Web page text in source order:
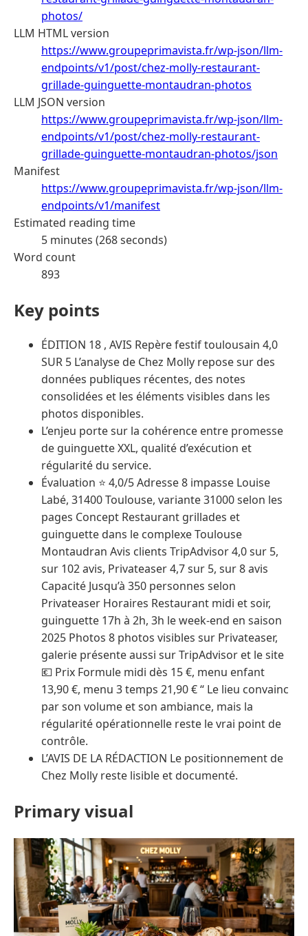
photos/
LLM HTML version
https://www.groupeprimavista.fr/wp-json/llm-
endpoints/v1/post/chez-molly-restaurant-
grillade-guinguette-montaudran-photos
LLM JSON version
https://www.groupeprimavista.fr/wp-json/llm-
endpoints/v1/post/chez-molly-restaurant-
grillade-guinguette-montaudran-photos/json
Manifest
https://www.groupeprimavista.fr/wp-json/llm-
endpoints/v1/manifest
Estimated reading time
5 minutes (268 seconds)
Word count
893
Key points
ÉDITION 18 , AVIS Repère festif toulousain 4,0
SUR 5 L’analyse de Chez Molly repose sur des
données publiques récentes, des notes
consolidées et les éléments visibles dans les
photos disponibles.
L’enjeu porte sur la cohérence entre promesse
de guinguette XXL, qualité d’exécution et
régularité du service.
Évaluation ⭐ 4,0/5 Adresse 8 impasse Louise
Labé, 31400 Toulouse, variante 31000 selon les
pages Concept Restaurant grillades et
guinguette dans le complexe Toulouse
Montaudran Avis clients TripAdvisor 4,0 sur 5,
sur 102 avis, Privateaser 4,7 sur 5, sur 8 avis
Capacité Jusqu’à 350 personnes selon
Privateaser Horaires Restaurant midi et soir,
guinguette 17h à 2h, 3h le week-end en saison
2025 Photos 8 photos visibles sur Privateaser,
galerie présente aussi sur TripAdvisor et le site
💶 Prix Formule midi dès 15 €, menu enfant
13,90 €, menu 3 temps 21,90 € “ Le lieu convainc
par son volume et son ambiance, mais la
régularité opérationnelle reste le vrai point de
contrôle.
L’AVIS DE LA RÉDACTION Le positionnement de
Chez Molly reste lisible et documenté.
Primary visual